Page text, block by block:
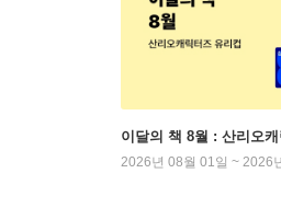
이달의 책 8월 : 산리오
2026년 08월 01일 ~ 2026